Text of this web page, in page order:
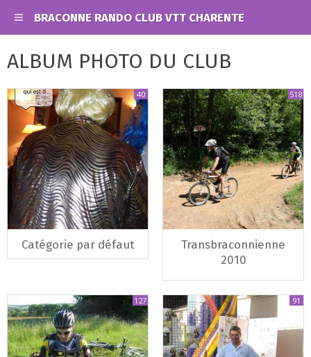
BRACONNE RANDO CLUB VTT CHARENTE
ALBUM PHOTO DU CLUB
40
Catégorie par défaut
518
Transbraconnienne
2010
127 91